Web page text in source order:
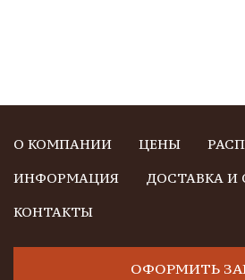
О КОМПАНИИ ЦЕНЫ
ИНФОРМАЦИЯ
ДОСТАВКА И
КОНТАКТЫ
ОФОРМИТЬ